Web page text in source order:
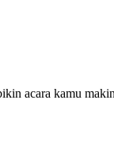
acara kamu